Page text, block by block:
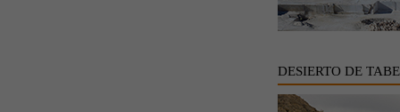
DESIERTO DE